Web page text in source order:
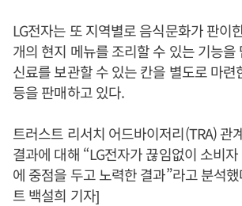
LG전자는 또 지역별로 음식문화가 판이
개의 현지 메뉴를 조리할 수 있는 기능을
신료를 보관할 수 있는 칸을 별도로 마련
등을 판매하고 있다.
트러스트 리서치 어드바이저리(TRA) 관
결과에 대해 “LG전자가 끊임없이 소비
에 중점을 두고 노력한 결과”라고 분석
트 백설희 기자]